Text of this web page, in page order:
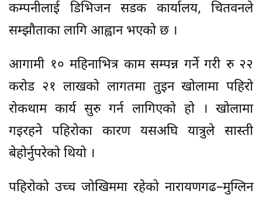
कम्पनीलाई डिभिजन सडक कार्यालय, चितवनले
सम्झौताका लागि आह्वान भएको छ ।
आगामी १० महिनाभित्र काम सम्पन्न गर्ने गरी रु २२
करोड २१ लाखको लागतमा तुइन खोलामा पहिरो
रोकथाम कार्य सुरु गर्न लागिएको हो । खोलामा
गइरहने पहिरोका कारण यसअघि यात्रुले सास्ती
बेहोर्नुपरेको थियो ।
पहिरोको उच्च जोखिममा रहेको नारायणगढ–मुग्लिन